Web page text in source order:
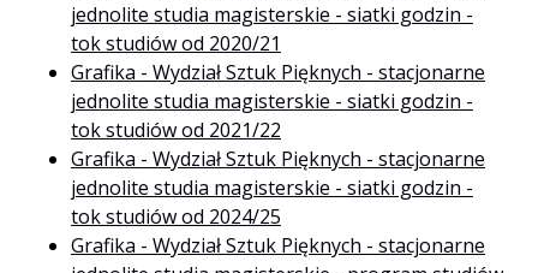
jednolite studia magisterskie - siatki godzin -
tok studiów od 2020/21
Grafika - Wydział Sztuk Pięknych - stacjonarne
jednolite studia magisterskie - siatki godzin -
tok studiów od 2021/22
Grafika - Wydział Sztuk Pięknych - stacjonarne
jednolite studia magisterskie - siatki godzin -
tok studiów od 2024/25
Grafika - Wydział Sztuk Pięknych - stacjonarne